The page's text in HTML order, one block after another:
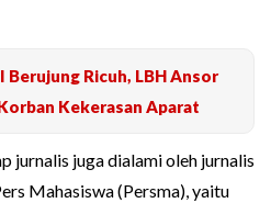
Berujung Ricuh, LBH Ansor
Kekerasan Aparat
jurnalis juga dialami oleh jurnalis
Mahasiswa (Persma), yaitu